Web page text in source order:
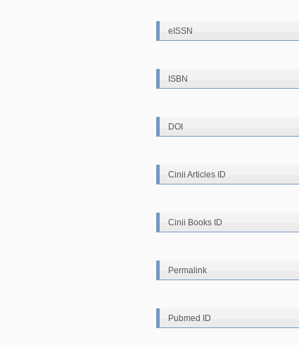
eISSN
ISBN
DOI
Cinii Articles ID
Cinii Books ID
Permalink
Pubmed ID